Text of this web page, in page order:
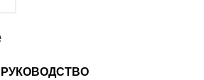
РУКОВОДСТВО